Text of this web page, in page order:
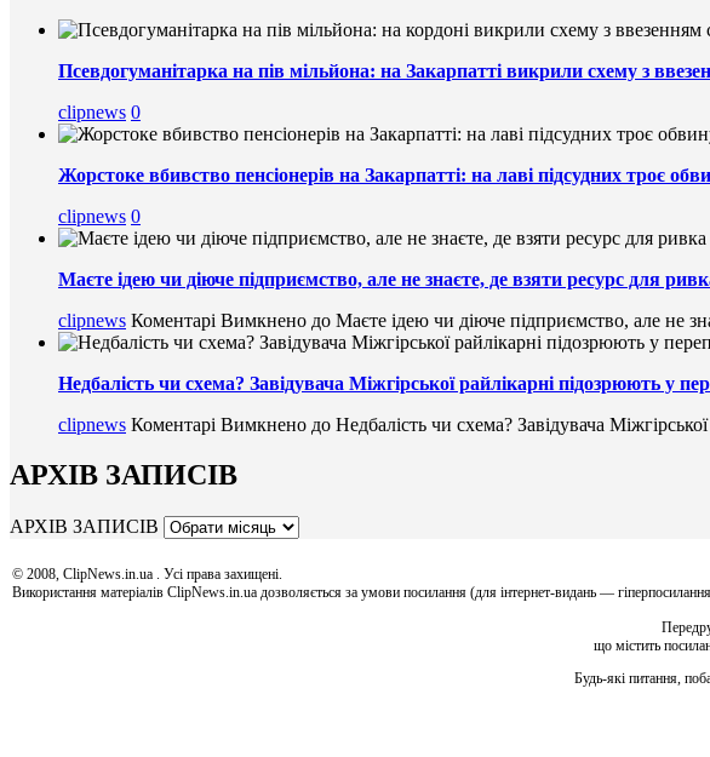
Псевдогуманітарка на пів мільйона: на Закарпатті викрили схему з
clipnews 0
Жорстоке вбивство пенсіонерів на Закарпатті: на лаві підсудних троє
clipnews 0
Маєте ідею чи діюче підприємство, але не знаєте, де взяти ресурс для
clipnews Коментарі Вимкнено до Маєте ідею чи діюче підприємство, але не
Недбалість чи схема? Завідувача Міжгірської райлікарні підозрюють у
clipnews Коментарі Вимкнено до Недбалість чи схема? Завідувача
АРХІВ ЗАПИСІВ
АРХІВ ЗАПИСІВ
© 2008, ClipNews.in.ua . Усі права захищені.
Використання матеріалів ClipNews.in.ua дозволяється за умови посилання (для інтернет-видань —
що містить
Будь-які питання,